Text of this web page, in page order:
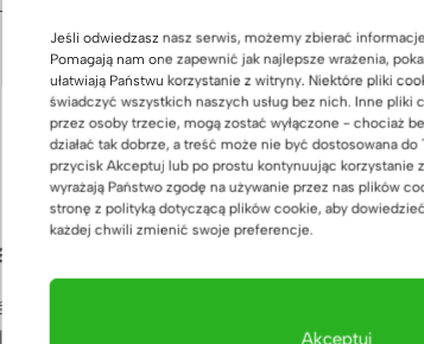
Jeśli odwiedzasz nasz serwis, możemy zbierać
Pomagają nam one zapewnić jak najlepsze wrażenia,
ułatwiają Państwu korzystanie z witryny. Niektóre pliki
świadczyć wszystkich naszych usług bez nich. Inne pliki
przez osoby trzecie, mogą zostać wyłączone - chociaż
działać tak dobrze, a treść może nie być dostosowana
przycisk Akceptuj lub po prostu kontynuując korzystanie
wyrażają Państwo zgodę na używanie przez nas plików
stronę z polityką dotyczącą plików cookie, aby
każdej chwili zmienić swoje preferencje.
Akceptuj
zyskujesz funkcjonalność i tworzysz
cegły